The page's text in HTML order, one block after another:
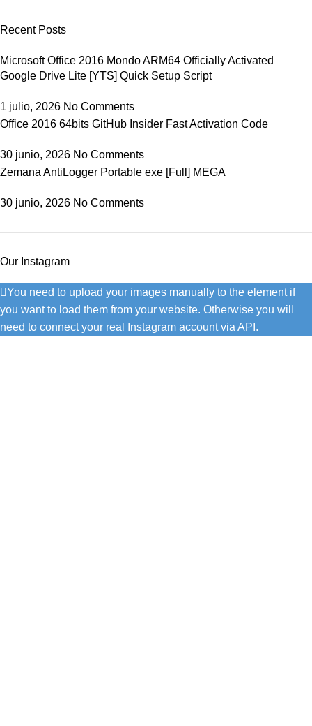
Recent Posts
Microsoft Office 2016 Mondo ARM64 Officially Activated
Google Drive Lite [YTS] Quick Setup Script
1 julio, 2026 No Comments
Office 2016 64bits GitHub Insider Fast Activation Code
30 junio, 2026 No Comments
Zemana AntiLogger Portable exe [Full] MEGA
30 junio, 2026 No Comments
Our Instagram
You need to upload your images manually to the element if
you want to load them from your website. Otherwise you will
need to connect your real Instagram account via API.